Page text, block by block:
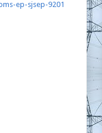
ep-sjsep-9201